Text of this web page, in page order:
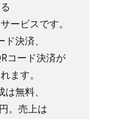
ービスです。​
決済、​
コード決済が​
ます。​
無料、​
。​売上は​